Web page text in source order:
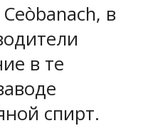
в
в те
спирт.